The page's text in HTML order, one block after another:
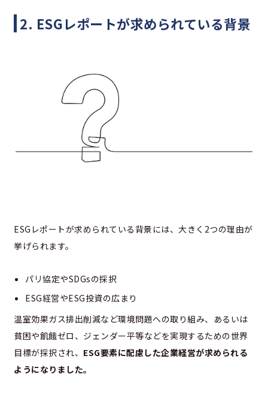
2. ESGレポートが求められている背景
ESGレポートが求められている背景には、大きく2つの理由が
挙げられます。
パリ協定やSDGsの採択
ESG経営やESG投資の広まり
温室効果ガス排出削減など環境問題への取り組み、あるいは
貧困や飢餓ゼロ、ジェンダー平等などを実現するための世界
目標が採択され、 ESG要素に配慮した企業経営が求められる
ようになりました。